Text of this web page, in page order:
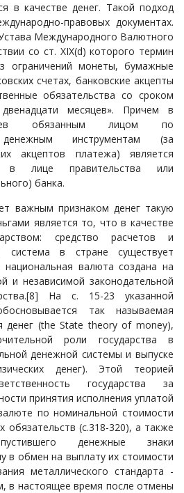
в качестве денег. Такой подход
правовых документах.
Международного Валютного
со ст. XIX(d) которого термин
ограничений монеты, бумажные
счетах, банковские акцепты
обязательства со сроком
месяцев». Причем в
обязанным лицом по
денежным инструментам (за
акцептов платежа) является
в лице правительства или
банка.
важным признаком денег такую
является то, что в качестве
средство расчетов и
система в стране существует
валюта создана на
и независимой законодательной
[8] На с. 15-23 указанной
так называемая
денег (the State theory of money),
роли государства в
денежной системы и выпуске
денег). Этой теорией
государства за
принятия исполнения уплатой
по номинальной стоимости
обязательств (с.318-320), а также
денежные знаки
в обмен на выплату их стоимости
металлического стандарта -
в настоящее время после отмены